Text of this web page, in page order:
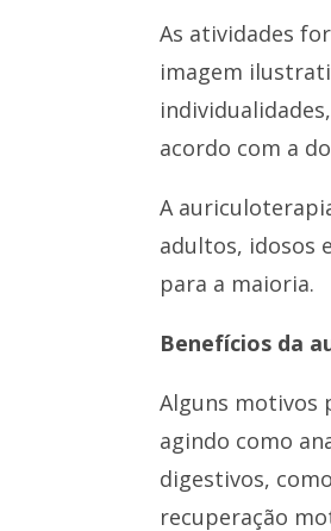
As atividades
imagem
acordo com a
A
adultos, idosos
para a maioria.
Benefícios da
Alguns motivos
agindo como
digestivos,
recuperação